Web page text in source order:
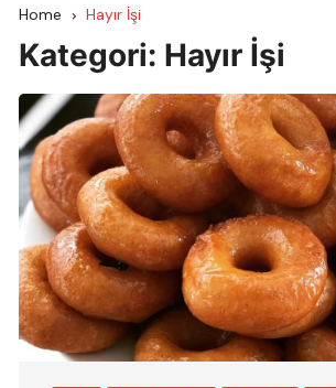
Home Hayır İşi
Kategori: Hayır İşi